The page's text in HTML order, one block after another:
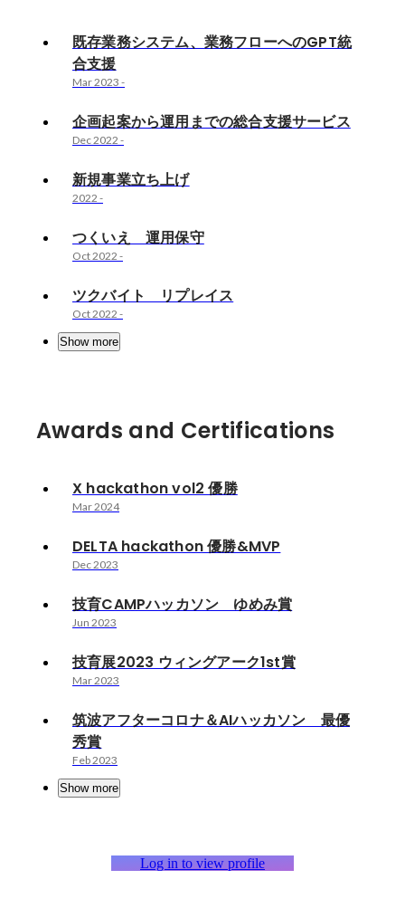
既存業務システム、業務フローへのGPT統
合支援
Mar 2023 -
企画起案から運用までの総合支援サービス
Dec 2022 -
新規事業立ち上げ
2022 -
つくいえ 運用保守
Oct 2022 -
ツクバイト リプレイス
Oct 2022 -
Show more
Awards and Certifications
X hackathon vol2 優勝
Mar 2024
DELTA hackathon 優勝&MVP
Dec 2023
技育CAMPハッカソン ゆめみ賞
Jun 2023
技育展2023 ウィングアーク1st賞
Mar 2023
筑波アフターコロナ＆AIハッカソン 最優
秀賞
Feb 2023
Show more
Log in to view profile